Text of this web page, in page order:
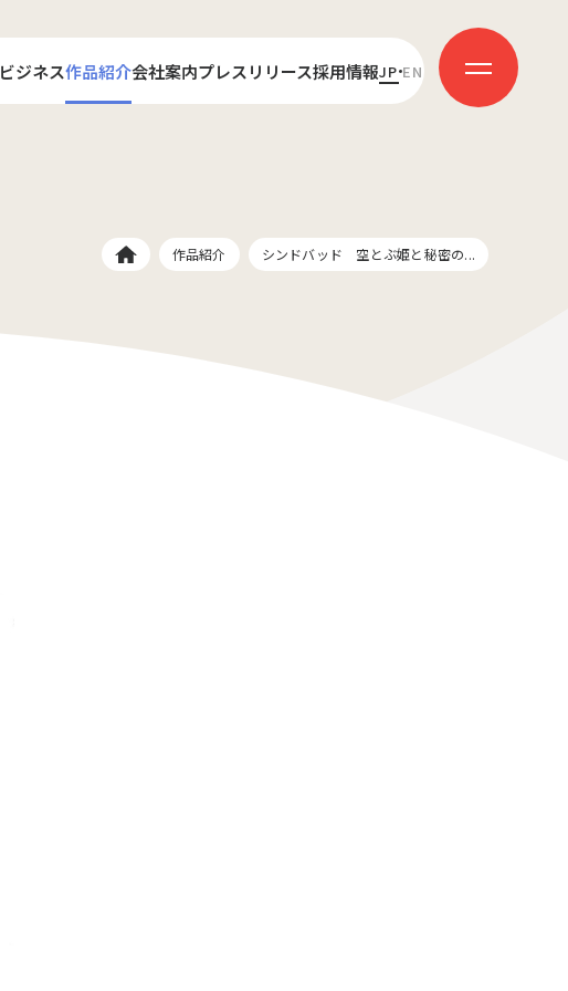
ビジネス作品紹介会社案内プレスリリース採用情報JP EN
作品紹介 シンドバッド 空とぶ姫と秘密の...